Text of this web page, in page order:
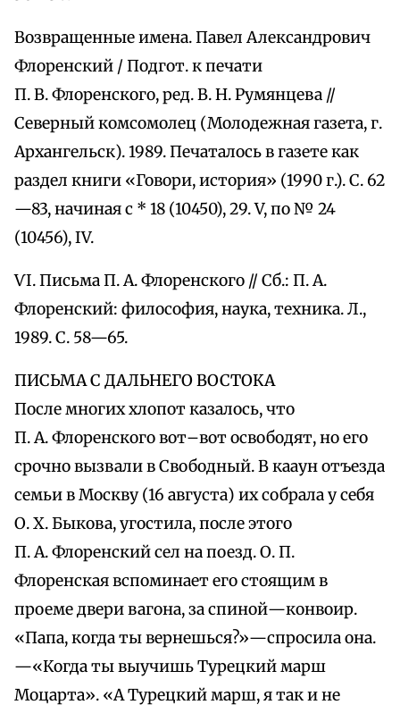
Возвращенные имена. Павел Александрович
Флоренский / Подгот. к печати
П. В. Флоренского, ред. В. Н. Румянцева //
Северный комсомолец (Молодежная газета, г.
Архангельск). 1989. Печаталось в газете как
раздел книги «Говори, история» (1990 г.). С. 62
—83, начиная с * 18 (10450), 29. V, по № 24
(10456), IV.
ѴІ. Письма П. А. Флоренского // Сб.: П. А.
Флоренский: философия, наука, техника. Л.,
1989. С. 58—65.
ПИСЬМА С ДАЛЬНЕГО ВОСТОКА
После многих хлопот казалось, что
П. А. Флоренского вот–вот освободят, но его
срочно вызвали в Свободный. В кааун отъезда
семьи в Москву (16 августа) их собрала у себя
О. X. Быкова, угостила, после этого
П. А. Флоренский сел на поезд. О. П.
Флоренская вспоминает его стоящим в
проеме двери вагона, за спиной—конвоир.
«Папа, когда ты вернешься?»—спросила она.
—«Когда ты выучишь Турецкий марш
Моцарта». «А Турецкий марш, я так и не